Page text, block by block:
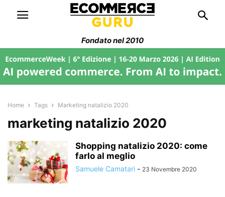
Fondato nel 2010
Home Tags Marketing natalizio 2020
marketing natalizio 2020
Shopping natalizio 2020: come
farlo al meglio
Samuele Camatari - 23 Novembre 2020